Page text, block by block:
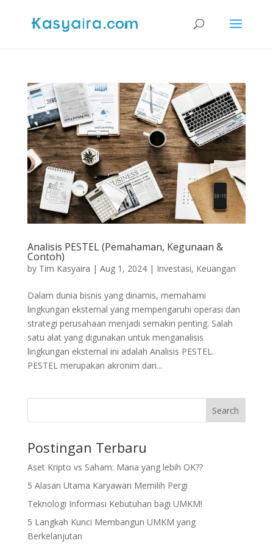
Analisis PESTEL (Pemahaman, Kegunaan &
Contoh)
by Tim Kasyaira | Aug 1, 2024| Investasi, Keuangan
Dalam dunia bisnis yang dinamis, memahami
lingkungan eksternal yang mempengaruhi operasi dan
strategi perusahaan menjadi semakin penting. Salah
satu alat yang digunakan untuk menganalisis
lingkungan eksternal ini adalah Analisis PESTEL.
PESTEL merupakan akronim dari...
Search
Postingan Terbaru
Aset Kripto vs Saham: Mana yang lebih OK??
5 Alasan Utama Karyawan Memilih Pergi
Teknologi Informasi Kebutuhan bagi UMKM!
5 Langkah Kunci Membangun UMKM yang
Berkelanjutan